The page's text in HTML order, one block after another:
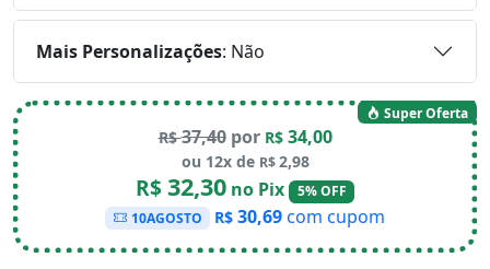
Mais Personalizações: Não
Super Oferta
R$37,40por R$ 34,00
ou 12x de R$2,98
R$32,30no Pix
5% OFF
10AGOSTO
R$30,69com cupom